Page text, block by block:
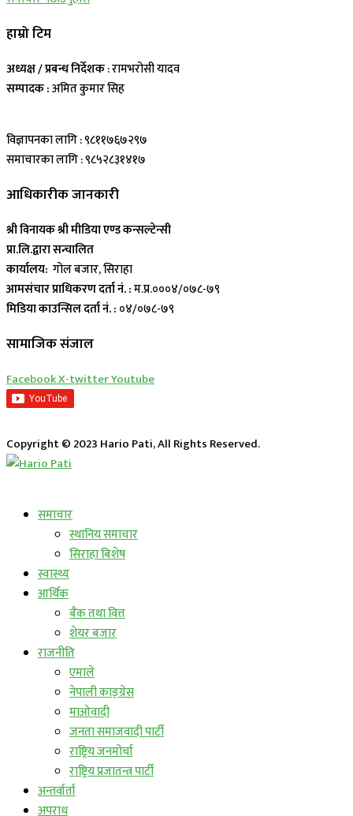
हाम्रो टिम
अध्यक्ष / प्रबन्ध निर्देशक: रामभरोसी यादव
सम्पादक :अमित कुमार सिह
विज्ञापनका लागि : ९८११७६७२९७
समाचारका लागि : ९८५२८३१४१७
आधिकारीक जानकारी
श्री विनायक श्री मीडिया एण्ड कन्सल्टेन्सी
प्रा.लि.द्वारा सन्चालित
कार्यालय: गोल बजार, सिराहा
आमसंचार प्राधिकरण दर्ता नं. :म.प्र.०००४/०७८-७९
मिडिया काउन्सिल दर्ता नं. : ०४/०७८-७९
सामाजिक संजाल
FacebookX-twitterYoutube
Copyright © 2023 Hario Pati, All Rights Reserved.
समाचार
स्थानिय समाचार
सिराहा बिशेष
स्वास्थ्य
आर्थिक
बैंक तथा वित्त
शेयर बजार
राजनीति
एमाले
नेपाली काङ्ग्रेस
माओवादी
जनता समाजवादी पार्टी
राष्ट्रिय जनमोर्चा
राष्ट्रिय प्रजातन्त्र पार्टी
अन्तर्वार्ता
अपराध